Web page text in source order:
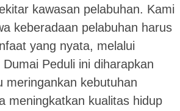
kawasan pelabuhan. Kami
keberadaan pelabuhan harus
yang nyata, melalui
Peduli ini diharapkan
meringankan kebutuhan
meningkatkan kualitas hidup